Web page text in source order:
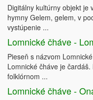
Digitálny kultúrny objekt je
hymny Gelem, gelem, v
vystúpenie ...
Lomnické čháve -
Pieseň s názvom
Lomnické čháve je
folklórnom ...
Lomnické čháve -